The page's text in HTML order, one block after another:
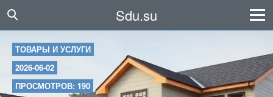
Sdu.su
ТОВАРЫ И УСЛУГИ
2026-06-02
ПРОСМОТРОВ: 190